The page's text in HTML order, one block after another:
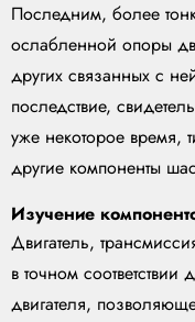
Последним, более
ослабленной опоры
других связанных с
последствие,
уже некоторое время,
другие компоненты
Изучение
Двигатель,
в точном
двигателя,